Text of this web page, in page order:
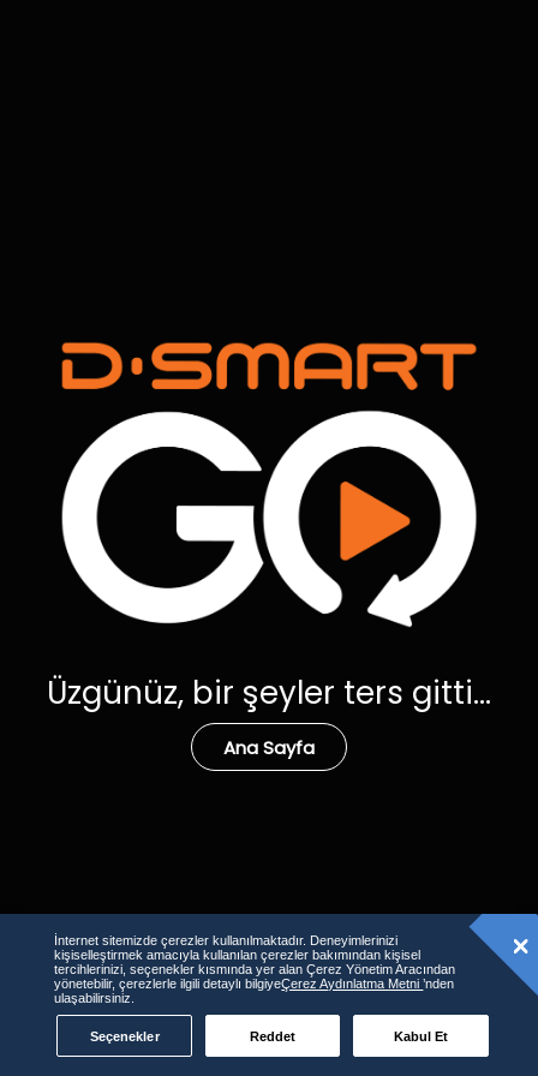
Üzgünüz, bir şeyler ters gitti...
Ana Sayfa
İnternet sitemizde çerezler kullanılmaktadır. Deneyimlerinizi
kişiselleştirmek amacıyla kullanılan çerezler bakımından kişisel
tercihlerinizi, seçenekler kısmında yer alan Çerez Yönetim Aracından
yönetebilir, çerezlerle ilgili detaylı bilgiyeÇerez Aydınlatma Metni’nden
ulaşabilirsiniz.
Seçenekler Reddet Kabul Et